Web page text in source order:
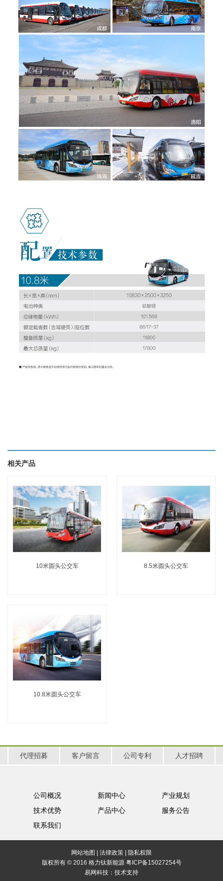
相关产品
10米圆头公交车 8.5米圆头公交车
10.8米圆头公交车
代理招募 客户留言 公司专利 人才招聘
公司概况 新闻中心
产业规划
技术优势
产品中心
服务公告
联系我们
网站地图 | 法律政策 | 隐私权限
版权所有 © 2016 格力钛新能源 粤ICP备15027254号
易网科技： 技术支持